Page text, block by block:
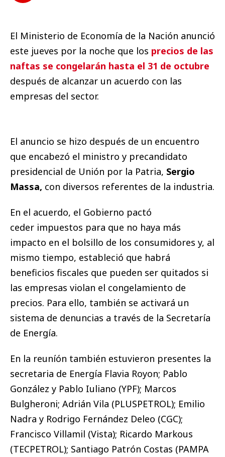
El Ministerio de Economía de la Nación anunció
este jueves por la noche que los precios de las
naftas se congelarán hasta el 31 de octubre
después de alcanzar un acuerdo con las
empresas del sector.
El anuncio se hizo después de un encuentro
que encabezó el ministro y precandidato
presidencial de Unión por la Patria, Sergio
Massa, con diversos referentes de la industria.
En el acuerdo, el Gobierno pactó
ceder impuestos para que no haya más
impacto en el bolsillo de los consumidores y, al
mismo tiempo, estableció que habrá
beneficios fiscales que pueden ser quitados si
las empresas violan el congelamiento de
precios. Para ello, también se activará un
sistema de denuncias a través de la Secretaría
de Energía.
En la reuníón también estuvieron presentes la
secretaria de Energía Flavia Royon; Pablo
González y Pablo Iuliano (YPF); Marcos
Bulgheroni; Adrián Vila (PLUSPETROL); Emilio
Nadra y Rodrigo Fernández Deleo (CGC);
Francisco Villamil (Vista); Ricardo Markous
(TECPETROL); Santiago Patrón Costas (PAMPA